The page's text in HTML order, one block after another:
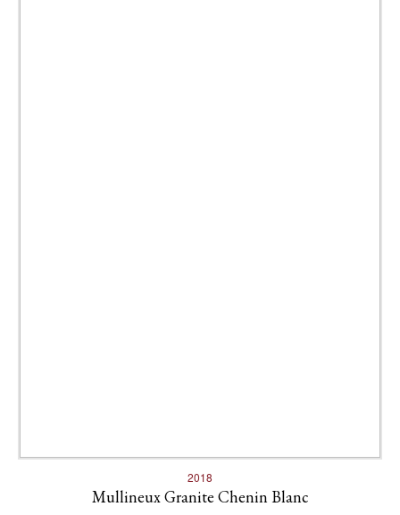
2018
Mullineux Granite Chenin Blanc